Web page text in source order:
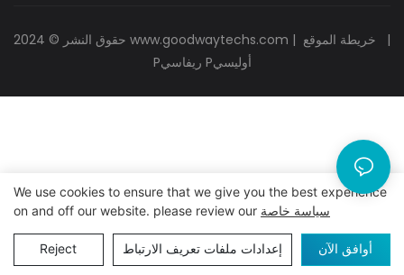
www.goodwaytechs.com |
|
Pريفاسي Pأوليسي
We use cookies to ensure that we give you the best experience
on and off our website. please review our سياسة خاصة
Reject إعدادات ملفات تعريف الارتباط أوافق الآن